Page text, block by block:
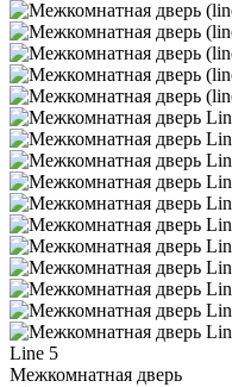
Line 5
Межкомнатная дверь